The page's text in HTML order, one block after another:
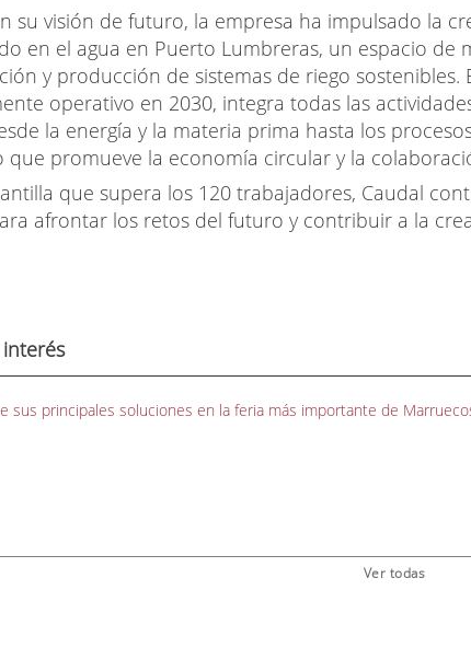
su visión de futuro, la empresa ha impulsado la
en el agua en Puerto Lumbreras, un espacio de
y producción de sistemas de riego sostenibles.
operativo en 2030, integra todas las
la energía y la materia prima hasta los
promueve la economía circular y la
que supera los 120 trabajadores, Caudal
afrontar los retos del futuro y contribuir a la
sus principales soluciones en la feria más importante de
Ver todas